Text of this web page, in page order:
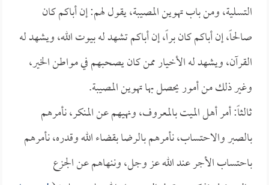
التسلية، ومن باب تهوين المصيبة، يقول لهم: إن أباكم كان
صالحاً، إن أباكم كان براً، إن أباكم تشهد له بيوت الله، ويشهد له
القرآن، ويشهد له الأخيار ممن كان يصحبهم في مواطن الخير،
وغير ذلك من أمور يحصل بها تهوين المصيبة.
ثالثاً: أمر أهل الميت بالمعروف، ونهيهم عن المنكر، نأمرهم
بالصبر والاحتساب، نأمرهم بالرضا بقضاء الله وقدره، نأمرهم
باحتساب الأجر عند الله عز وجل، وننهاهم عن الجزع